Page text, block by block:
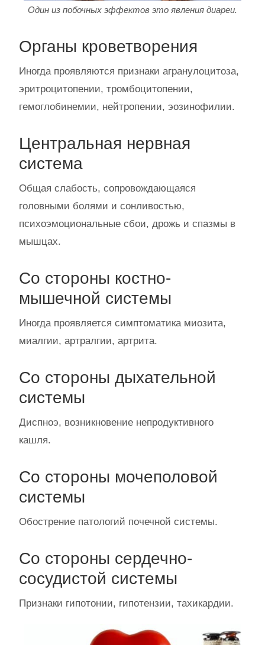
Один из побочных эффектов это явления диареи.
Органы кроветворения
Иногда проявляются признаки агранулоцитоза,
эритроцитопении, тромбоцитопении,
гемоглобинемии, нейтропении, эозинофилии.
Центральная нервная
система
Общая слабость, сопровождающаяся
головными болями и сонливостью,
психоэмоциональные сбои, дрожь и спазмы в
мышцах.
Со стороны костно-
мышечной системы
Иногда проявляется симптоматика миозита,
миалгии, артралгии, артрита.
Со стороны дыхательной
системы
Диспноэ, возникновение непродуктивного
кашля.
Со стороны мочеполовой
системы
Обострение патологий почечной системы.
Со стороны сердечно-
сосудистой системы
Признаки гипотонии, гипотензии, тахикардии.